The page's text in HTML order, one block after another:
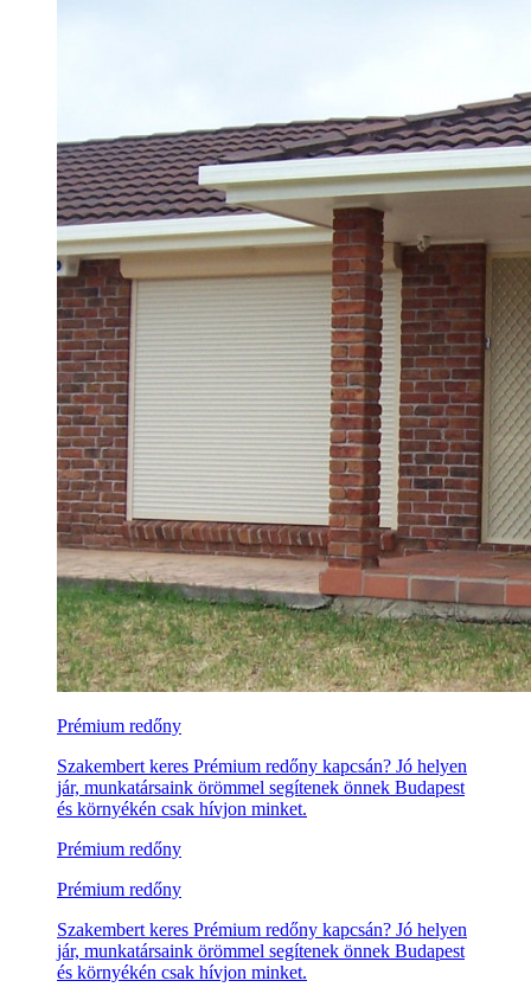
Prémium redőny
Szakembert keres Prémium redőny kapcsán? Jó helyen
jár, munkatársaink örömmel segítenek önnek Budapest
és környékén csak hívjon minket.
Prémium redőny
Prémium redőny
Szakembert keres Prémium redőny kapcsán? Jó helyen
jár, munkatársaink örömmel segítenek önnek Budapest
és környékén csak hívjon minket.